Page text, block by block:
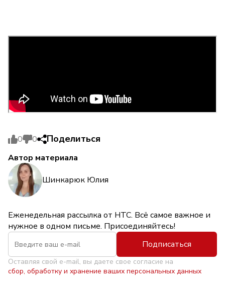
0 0 Поделиться
Автор материала
Шинкарюк Юлия
Еженедельная рассылка от НТС. Всё самое важное и
нужное в одном письме. Присоединяйтесь!
Подписаться
Оставляя свой e-mail, вы даете свое согласие на
сбор, обработку и хранение ваших персональных данных